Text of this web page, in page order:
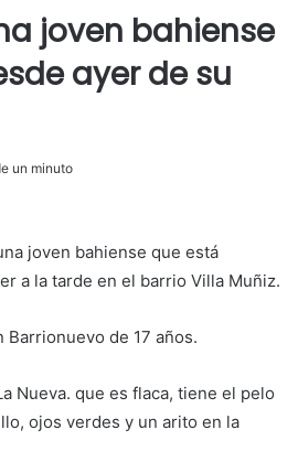
joven bahiense
ayer de su
un minuto
joven bahiense que está
a la tarde en el barrio Villa Muñiz.
Barrionuevo de 17 años.
Nueva. que es flaca, tiene el pelo
ojos verdes y un arito en la